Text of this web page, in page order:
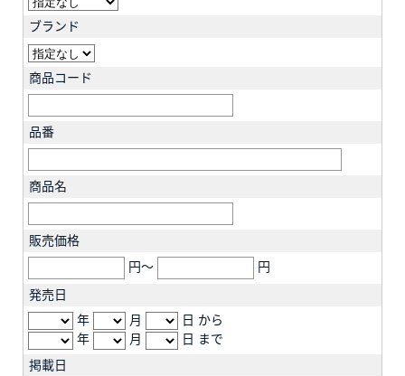
ブランド
商品コード
品番
商品名
販売価格
円～
円
発売日
年
月
日 から
年
月
日 まで
掲載日